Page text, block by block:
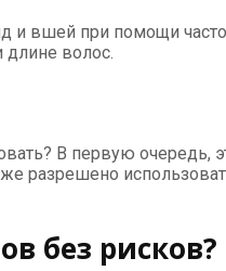
вшей при помощи
волос.
В первую очередь,
разрешено
без рисков?